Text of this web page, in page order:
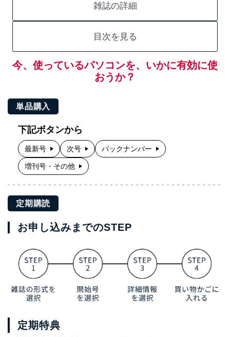
雑誌の詳細
目次を見る
今、使っているパソコンを、いかに有効に使
おうか？
単品購入
下記ボタンから
最新号 次号 バックナンバー
増刊号・その他
定期購読
お申し込みまでのSTEP
定期特典